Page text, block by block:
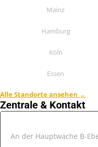
Mainz
Hamburg
Köln
Essen
Alle Standorte ansehen →
Zentrale & Kontakt
An der Hauptwache B-